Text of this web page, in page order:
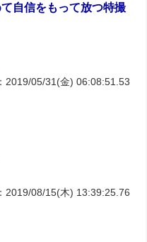
自信をもって放つ特撮
：2019/05/31(金) 06:08:51.53
：2019/08/15(木) 13:39:25.76